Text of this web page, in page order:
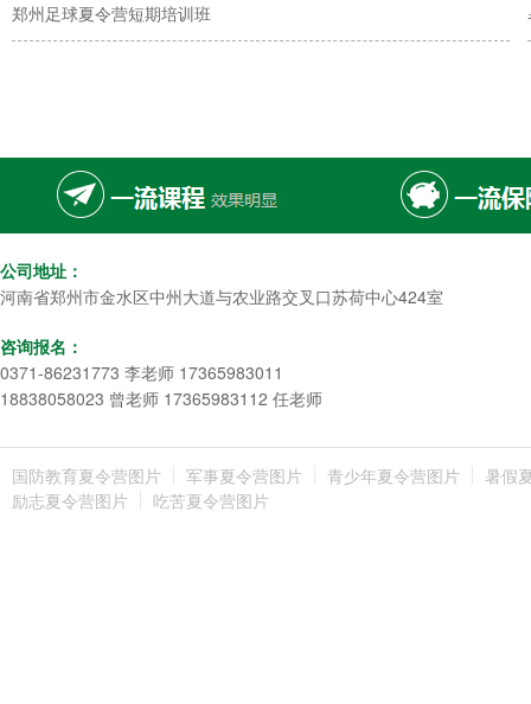
郑州足球夏令营短期培训班
公司地址：
河南省郑州市金水区中州大道与农业路交叉口苏荷中心424室
咨询报名：
0371-86231773 李老师 17365983011
18838058023 曾老师 17365983112 任老师
国防教育夏令营图片 军事夏令营图片 青少年夏令营图片
暑假
励志夏令营图片
吃苦夏令营图片